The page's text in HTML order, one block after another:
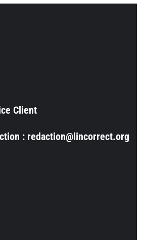
Client
: redaction@lincorrect.org